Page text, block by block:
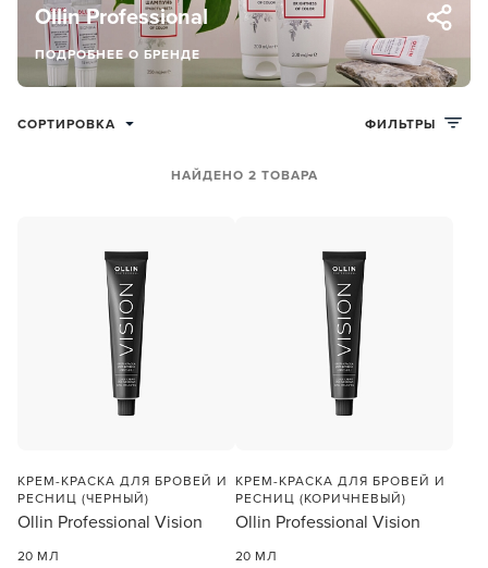
Ollin Professional
ПОДРОБНЕЕ О БРЕНДЕ
СОРТИРОВКА
НАЙДЕНО 2 ТОВАРА
ФИЛЬТРЫ
КРЕМ-КРАСКА ДЛЯ БРОВЕЙ И
РЕСНИЦ (ЧЕРНЫЙ)
Ollin Professional Vision
20 МЛ
КРЕМ-КРАСКА ДЛЯ БРОВЕЙ И
РЕСНИЦ (КОРИЧНЕВЫЙ)
Ollin Professional Vision
20 МЛ